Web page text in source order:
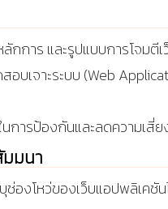
หลักการ และรูปแบบการโ
บเจาะระบบ (Web
นการป้องกันและลดความเ
มมนา
บุช่องโหว่ของเว็บแอปพลิเค